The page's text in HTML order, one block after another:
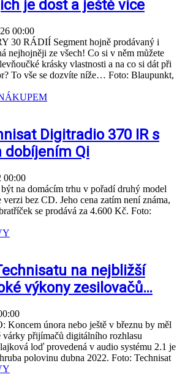
je dost a ještě více
00:00
30 RÁDIÍ Segment hojně prodávaný i
nejhojněji ze všech! Co si v něm můžete
krásky vlastnosti a na co si dát při
To vše se dozvíte níže… Foto: Blaupunkt,
Digitradio 370 IR s
dobíjením Qi
00:00
na domácím trhu v pořadí druhý model
bez CD. Jeho cena zatím není známa,
se prodává za 4.600 Kč. Foto:
na nejbližší
výkony zesilovačů…
února nebo ještě v březnu by měl
várky přijímačů digitálního rozhlasu
loď provedená v audio systému 2.1 je
polovinu dubna 2022. Foto: Technisat